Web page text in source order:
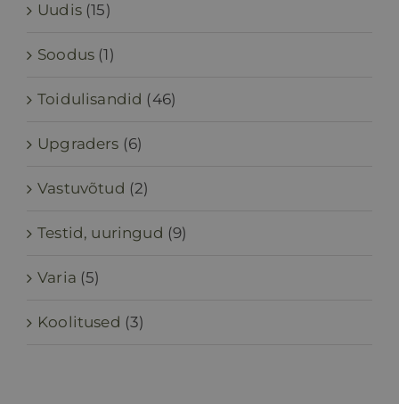
Uudis (15)
Soodus (1)
Toidulisandid (46)
Upgraders (6)
Vastuvõtud (2)
Testid, uuringud (9)
Varia (5)
Koolitused (3)